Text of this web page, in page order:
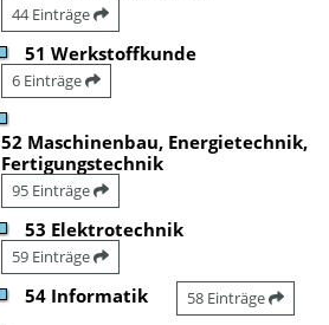
44 Einträge
51 Werkstoffkunde
6 Einträge
52 Maschinenbau, Energietechnik,
Fertigungstechnik
95 Einträge
53 Elektrotechnik
59 Einträge
54 Informatik 58 Einträge